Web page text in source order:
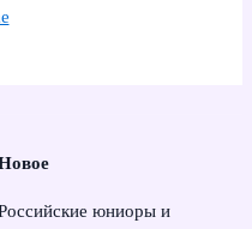
юниоры и